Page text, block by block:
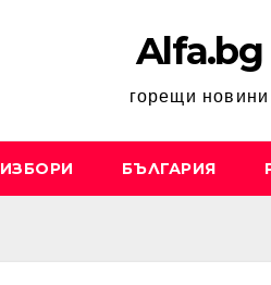
Alfa.bg
горещи новини
ИЗБОРИ БЪЛГАРИЯ